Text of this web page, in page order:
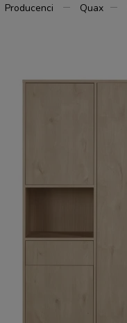
Producenci Quax